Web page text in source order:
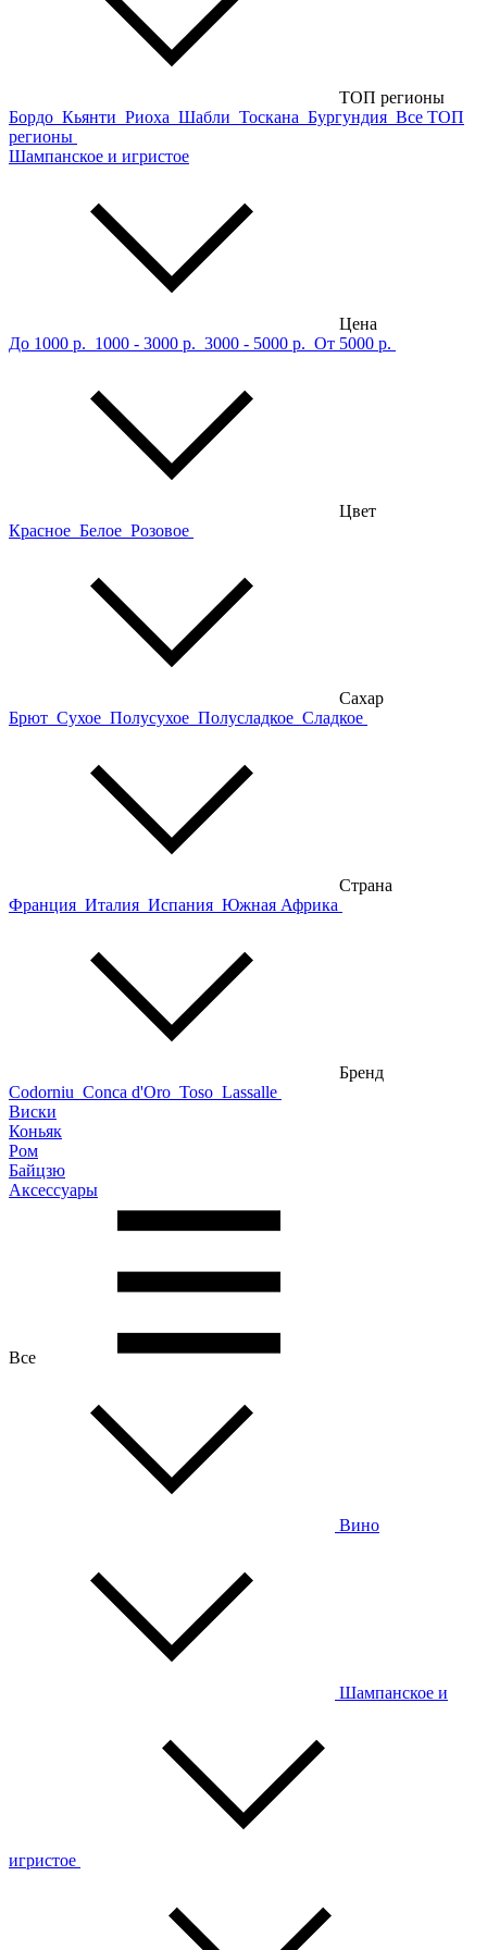
ТОП регионы
Бордо Кьянти Риоха Шабли Тоскана Бургундия Все ТОП
регионы
Шампанское и игристое
Цена
До 1000 р. 1000 - 3000 р. 3000 - 5000 р. От 5000 р.
Цвет
Красное Белое Розовое
Сахар
Брют Сухое Полусухое Полусладкое Сладкое
Страна
Франция Италия Испания Южная Африка
Бренд
Codorniu Conca d'Oro Toso Lassalle
Виски
Коньяк
Ром
Байцзю
Аксессуары
Все
Вино
Шампанское и
игристое